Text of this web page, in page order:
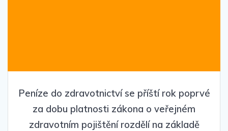
Peníze do zdravotnictví se příští rok poprvé
za dobu platnosti zákona o veřejném
zdravotním pojištění rozdělí na základě